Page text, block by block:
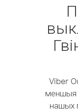
Viber
меншыя
нашых